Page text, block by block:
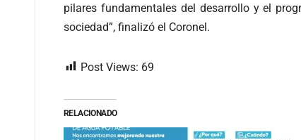
pilares fundamentales del desarrollo y el
sociedad”, finalizó el Coronel.
Post Views: 69
RELACIONADO